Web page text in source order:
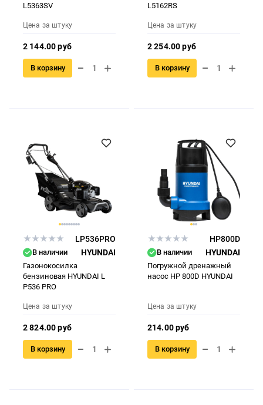
L5363SV
Цена за штуку
2 144.00 руб
В корзину
L5162RS
Цена за штуку
2 254.00 руб
В корзину
LP536PRO
В наличии HYUNDAI
Газонокосилка
бензиновая HYUNDAI L
P536 PRO
Цена за штуку
2 824.00 руб
В корзину
HP800D
В наличии HYUNDAI
Погружной дренажный
насос HP 800D HYUNDAI
Цена за штуку
214.00 руб
В корзину